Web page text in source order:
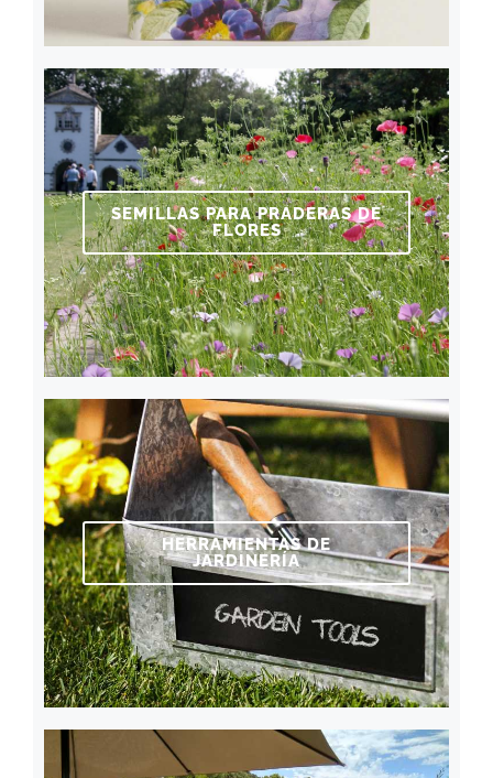
SEMILLAS PARA PRADERAS DE
FLORES
HERRAMIENTAS DE
JARDINERÍA